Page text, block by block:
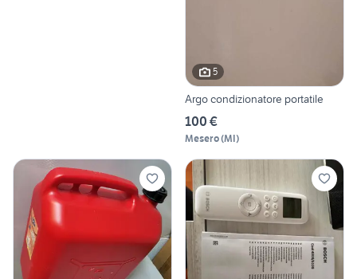
5
Argo condizionatore portatile
100 €
Mesero(MI)